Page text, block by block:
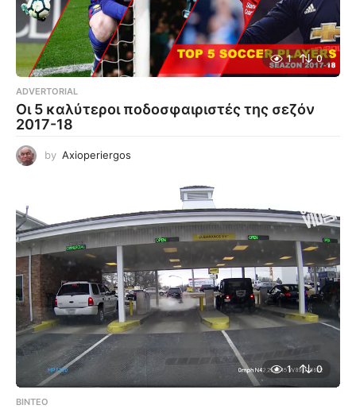
1 0
ADVERTORIAL
Οι 5 καλύτεροι ποδοσφαιριστές της σεζόν
2017-18
by Axioperiergos
1 0
ΒΊΝΤΕΟ